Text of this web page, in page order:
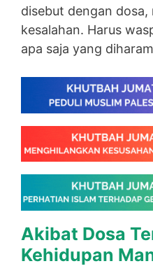
disebut dengan dosa,
kesalahan. Harus
apa saja yang
Akibat Dosa
Kehidupan